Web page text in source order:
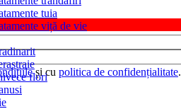
tuia
viță de vie
flori
și cu politica de confidențialitate.